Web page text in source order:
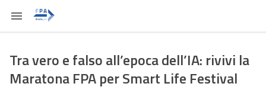
Tra vero e falso all’epoca dell’IA: rivivi la
Maratona FPA per Smart Life Festival